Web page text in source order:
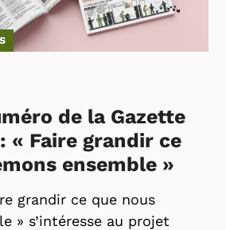
de la Gazette
« Faire grandir ce
ensemble »
grandir ce que nous
» s’intéresse au projet